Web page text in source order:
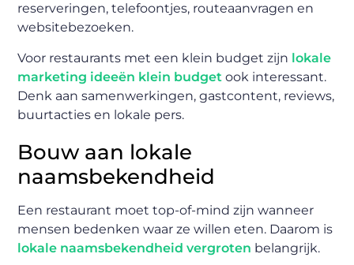
reserveringen, telefoontjes, routeaanvragen en
websitebezoeken.
Voor restaurants met een klein budget zijn lokale
marketing ideeën klein budget ook interessant.
Denk aan samenwerkingen, gastcontent, reviews,
buurtacties en lokale pers.
Bouw aan lokale
naamsbekendheid
Een restaurant moet top-of-mind zijn wanneer
mensen bedenken waar ze willen eten. Daarom is
lokale naamsbekendheid vergroten belangrijk.